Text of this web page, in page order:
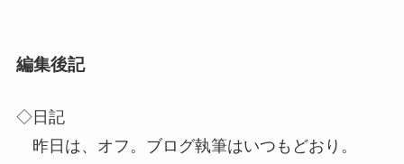
編集後記
◇日記
昨日は、オフ。ブログ執筆はいつもどおり。